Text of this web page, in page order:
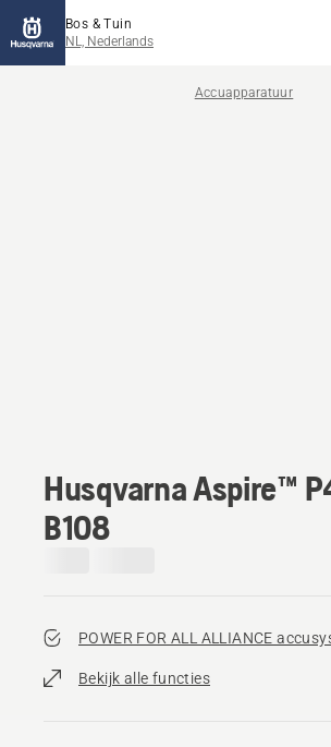
Bos & Tuin
NL, Nederlands
Accuapparatuur
Husqvarna Aspire™
B108
POWER FOR ALL ALLIANCE
Bekijk alle functies